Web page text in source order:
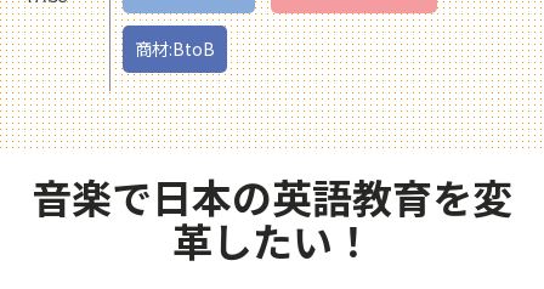
商材:BtoB
音楽で日本の英語教育を変
革したい！